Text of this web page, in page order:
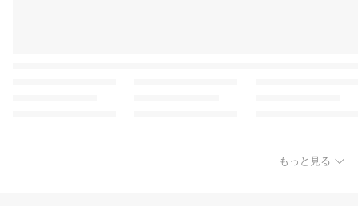
もっと見る